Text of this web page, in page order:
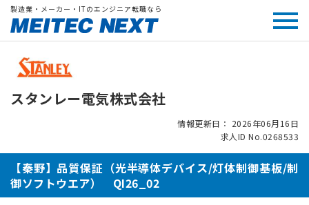
製造業・メーカー・ITのエンジニア転職なら
スタンレー電気株式会社
情報更新日： 2026年06月16日
求人ID No.0268533
【秦野】品質保証（光半導体デバイス/灯体制御基板/制
御ソフトウエア） QI26_02